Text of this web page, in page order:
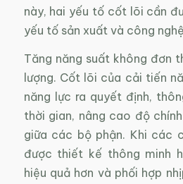
này, hai yếu tố cốt lõi cần
yếu tố sản xuất và công
Tăng năng suất không đơn
lượng. Cốt lõi của cải tiến
năng lực ra quyết định,
thời gian, nâng cao độ
giữa các bộ phận. Khi các
được thiết kế thông minh
hiệu quả hơn và phối hợp